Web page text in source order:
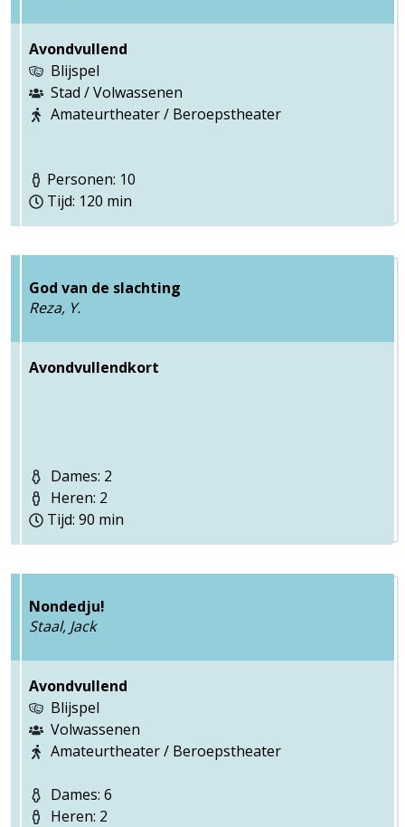
Avondvullend
Blijspel
Stad / Volwassenen
Amateurtheater / Beroepstheater
Personen: 10
Tijd: 120 min
God van de slachting
Reza, Y.
Avondvullendkort
Dames: 2
Heren: 2
Tijd: 90 min
Nondedju!
Staal, Jack
Avondvullend
Blijspel
Volwassenen
Amateurtheater / Beroepstheater
Dames: 6
Heren: 2